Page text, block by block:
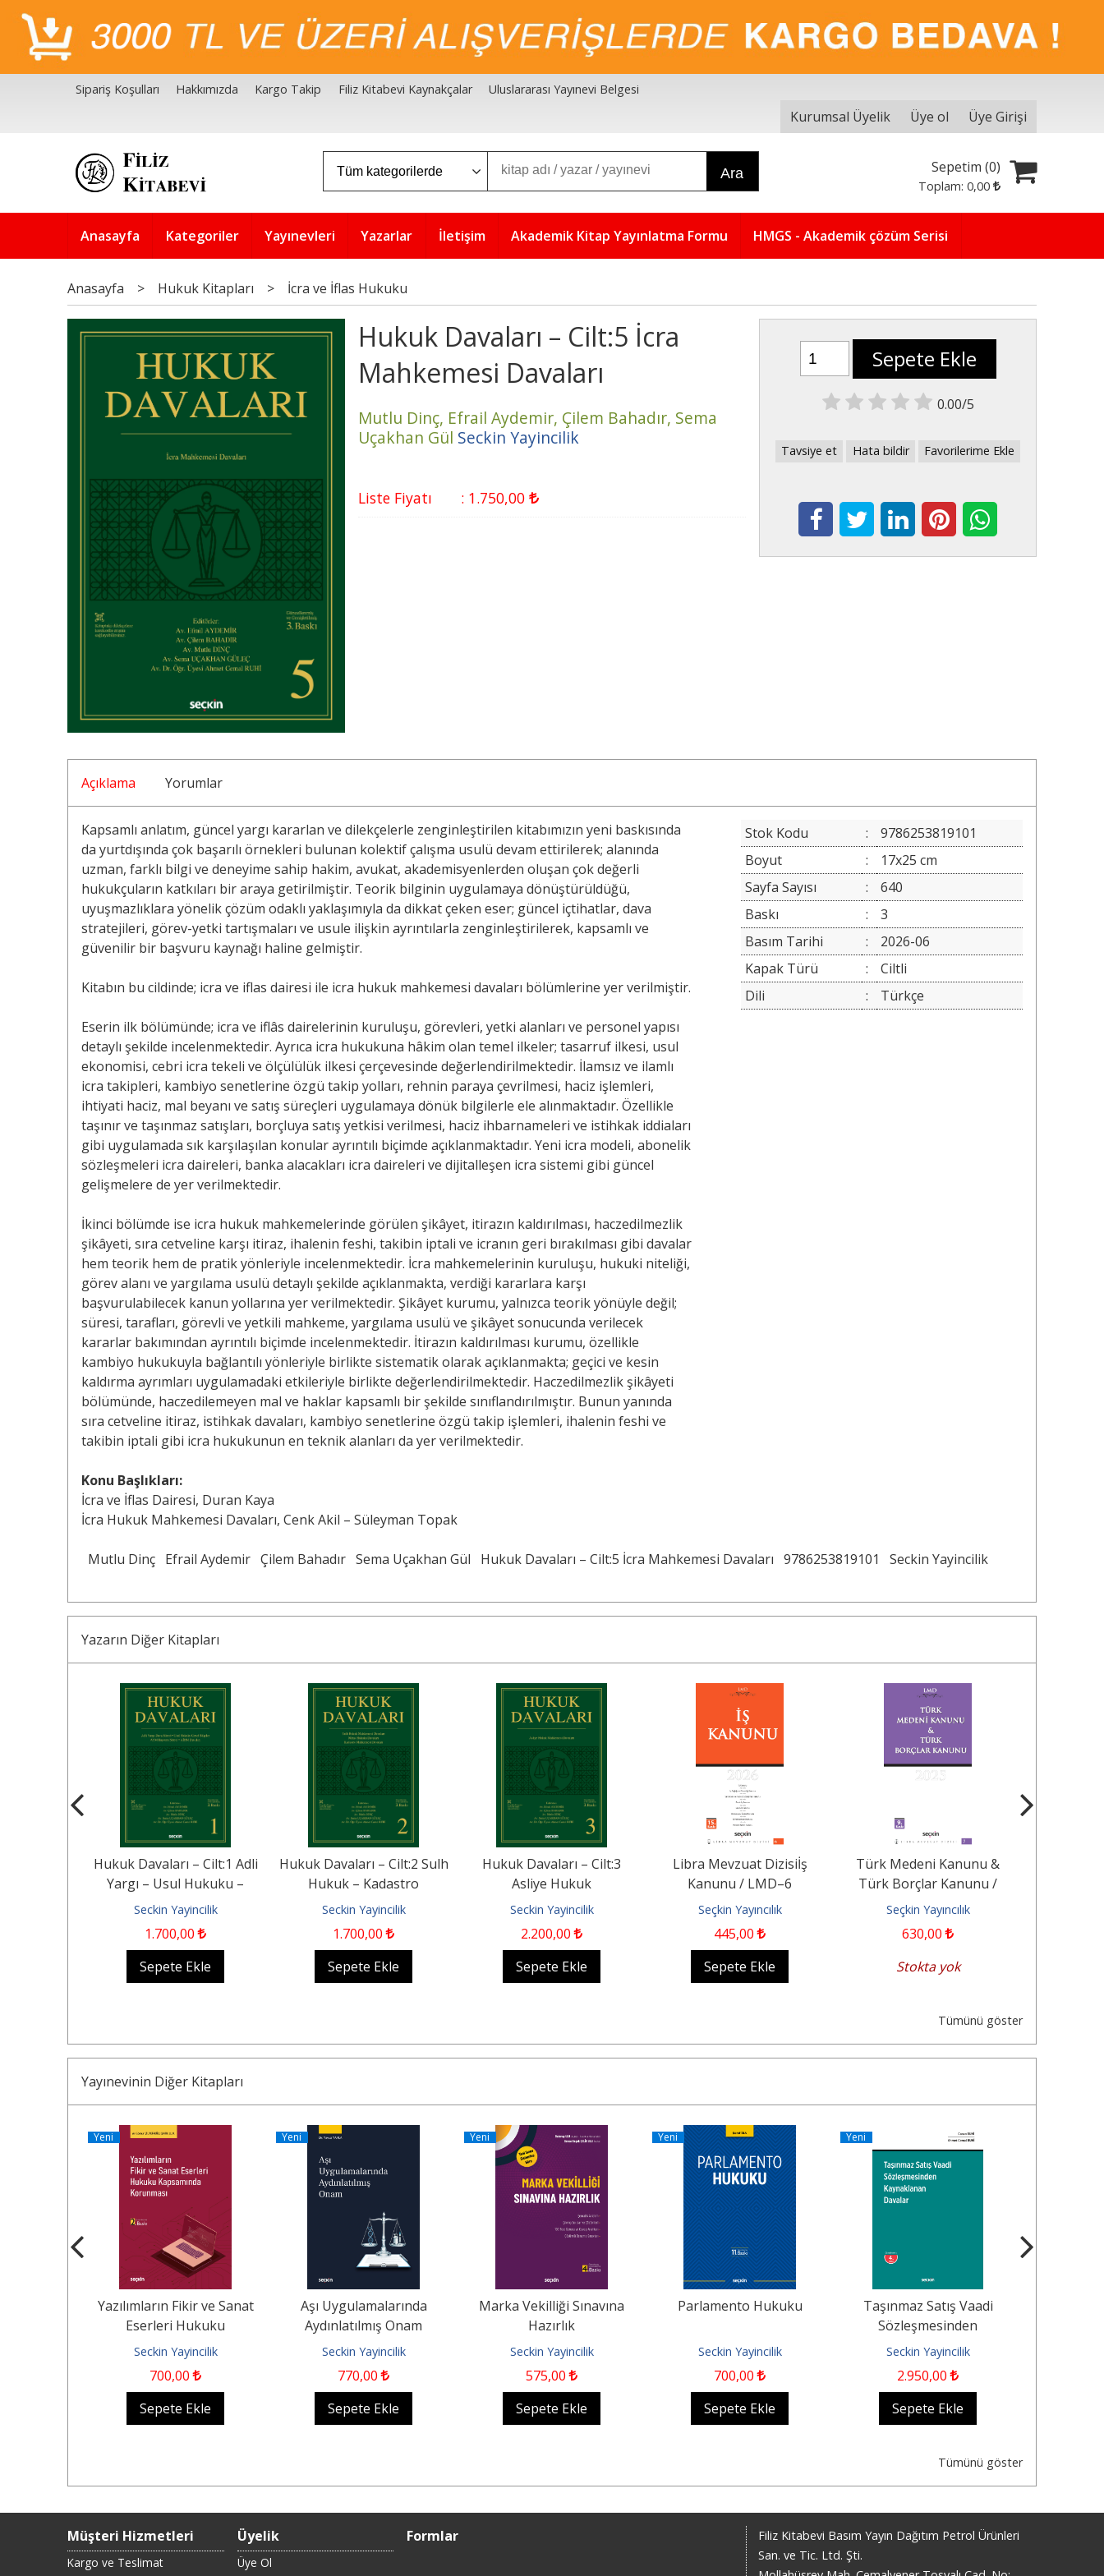
Sipariş Koşulları Hakkımızda Kargo Takip Filiz Kitabevi Kaynakçalar Uluslararası Yayınevi Belgesi
Kurumsal Üyelik Üye ol Üye Girişi
Ara Sepetim (0)
Toplam:0,00
Anasayfa Kategoriler Yayınevleri Yazarlar İletişim Akademik Kitap Yayınlatma Formu HMGS - Akademik çözüm Serisi
Anasayfa > Hukuk Kitapları > İcra ve İflas Hukuku
Hukuk Davaları – Cilt:5 İcra
Mahkemesi Davaları
Mutlu Dinç, Efrail Aydemir, Çilem Bahadır, Sema
Uçakhan Gül Seckin Yayincilik
Liste Fiyatı : 1.750,00
Sepete Ekle
0.00/5
Tavsiye et Hata bildir Favorilerime Ekle
Açıklama Yorumlar
Kapsamlı anlatım, güncel yargı kararlan ve dilekçelerle zenginleştirilen kitabımızın yeni baskısında
da yurtdışında çok başarılı örnekleri bulunan kolektif çalışma usulü devam ettirilerek; alanında
uzman, farklı bilgi ve deneyime sahip hakim, avukat, akademisyenlerden oluşan çok değerli
hukukçuların katkıları bir araya getirilmiştir. Teorik bilginin uygulamaya dönüştürüldüğü,
uyuşmazlıklara yönelik çözüm odaklı yaklaşımıyla da dikkat çeken eser; güncel içtihatlar, dava
stratejileri, görev-yetki tartışmaları ve usule ilişkin ayrıntılarla zenginleştirilerek, kapsamlı ve
güvenilir bir başvuru kaynağı haline gelmiştir.
Kitabın bu cildinde; icra ve iflas dairesi ile icra hukuk mahkemesi davaları bölümlerine yer verilmiştir.
Eserin ilk bölümünde; icra ve iflâs dairelerinin kuruluşu, görevleri, yetki alanları ve personel yapısı
detaylı şekilde incelenmektedir. Ayrıca icra hukukuna hâkim olan temel ilkeler; tasarruf ilkesi, usul
ekonomisi, cebri icra tekeli ve ölçülülük ilkesi çerçevesinde değerlendirilmektedir. İlamsız ve ilamlı
icra takipleri, kambiyo senetlerine özgü takip yolları, rehnin paraya çevrilmesi, haciz işlemleri,
ihtiyati haciz, mal beyanı ve satış süreçleri uygulamaya dönük bilgilerle ele alınmaktadır. Özellikle
taşınır ve taşınmaz satışları, borçluya satış yetkisi verilmesi, haciz ihbarnameleri ve istihkak iddiaları
gibi uygulamada sık karşılaşılan konular ayrıntılı biçimde açıklanmaktadır. Yeni icra modeli, abonelik
sözleşmeleri icra daireleri, banka alacakları icra daireleri ve dijitalleşen icra sistemi gibi güncel
gelişmelere de yer verilmektedir.
İkinci bölümde ise icra hukuk mahkemelerinde görülen şikâyet, itirazın kaldırılması, haczedilmezlik
şikâyeti, sıra cetveline karşı itiraz, ihalenin feshi, takibin iptali ve icranın geri bırakılması gibi davalar
hem teorik hem de pratik yönleriyle incelenmektedir. İcra mahkemelerinin kuruluşu, hukuki niteliği,
görev alanı ve yargılama usulü detaylı şekilde açıklanmakta, verdiği kararlara karşı
başvurulabilecek kanun yollarına yer verilmektedir. Şikâyet kurumu, yalnızca teorik yönüyle değil;
süresi, tarafları, görevli ve yetkili mahkeme, yargılama usulü ve şikâyet sonucunda verilecek
kararlar bakımından ayrıntılı biçimde incelenmektedir. İtirazın kaldırılması kurumu, özellikle
kambiyo hukukuyla bağlantılı yönleriyle birlikte sistematik olarak açıklanmakta; geçici ve kesin
kaldırma ayrımları uygulamadaki etkileriyle birlikte değerlendirilmektedir. Haczedilmezlik şikâyeti
bölümünde, haczedilemeyen mal ve haklar kapsamlı bir şekilde sınıflandırılmıştır. Bunun yanında
sıra cetveline itiraz, istihkak davaları, kambiyo senetlerine özgü takip işlemleri, ihalenin feshi ve
takibin iptali gibi icra hukukunun en teknik alanları da yer verilmektedir.
Konu Başlıkları:
İcra ve İflas Dairesi, Duran Kaya
İcra Hukuk Mahkemesi Davaları, Cenk Akil – Süleyman Topak
Stok Kodu :
9786253819101
Boyut
:
17x25 cm
Sayfa Sayısı
:
640
Baskı
:
3
Basım Tarihi
:
2026-06
Kapak Türü
:
Ciltli
Dili
: Türkçe
Mutlu Dinç Efrail Aydemir Çilem Bahadır Sema Uçakhan Gül Hukuk Davaları – Cilt:5 İcra Mahkemesi Davaları 9786253819101 Seckin Yayincilik
Yazarın Diğer Kitapları
Hukuk Davaları – Cilt:1 Adli
Yargı – Usul Hukuku –
Anayasa Mahkemesi –...
Seckin Yayincilik
1.700,00
Sepete Ekle
Hukuk Davaları – Cilt:2 Sulh
Hukuk – Kadastro
Mahkemesi Davaları
Seckin Yayincilik
1.700,00
Sepete Ekle
Hukuk Davaları – Cilt:3
Asliye Hukuk
Mahkemelerinin Görevine
Giren Davalar
Seckin Yayincilik
2.200,00
Sepete Ekle
Libra Mevzuat Dizisiİş
Kanunu / LMD–6
Seçkin Yayıncılık
445,00
Sepete Ekle
Türk Medeni Kanunu &
Türk Borçlar Kanunu /
LMD–7 Libra Mevzuat Dizisi
Seçkin Yayıncılık
630,00
Stokta yok
Tümünü göster
Yayınevinin Diğer Kitapları
Yeni
Yazılımların Fikir ve Sanat
Eserleri Hukuku
Kapsamında Korunması
Seckin Yayincilik
700,00
Sepete Ekle
Yeni
Aşı Uygulamalarında
Aydınlatılmış Onam
Seckin Yayincilik
770,00
Sepete Ekle
Yeni
Marka Vekilliği Sınavına
Hazırlık
Seckin Yayincilik
575,00
Sepete Ekle
Yeni
Parlamento Hukuku
Seckin Yayincilik
700,00
Sepete Ekle
Yeni
Taşınmaz Satış Vaadi
Sözleşmesinden
Kaynaklanan Davalar
Seckin Yayincilik
2.950,00
Sepete Ekle
Tümünü göster
Müşteri Hizmetleri
Kargo ve Teslimat
Üyelik
Üye Ol
Formlar
Filiz Kitabevi Basım Yayın Dağıtım Petrol Ürünleri
San. ve Tic. Ltd. Şti.